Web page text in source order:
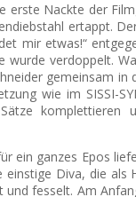
Nackte der
ertappt.
mir etwas!“
verdoppelt.
gemeinsam
wie im SISSI-
ganzes Epos
Diva, die
fesselt. Am